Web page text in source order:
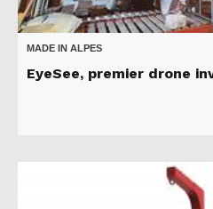
MADE IN ALPES
EyeSee, premier drone